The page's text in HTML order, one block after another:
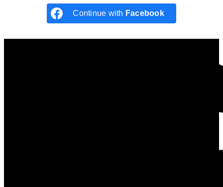
Continue with Facebook